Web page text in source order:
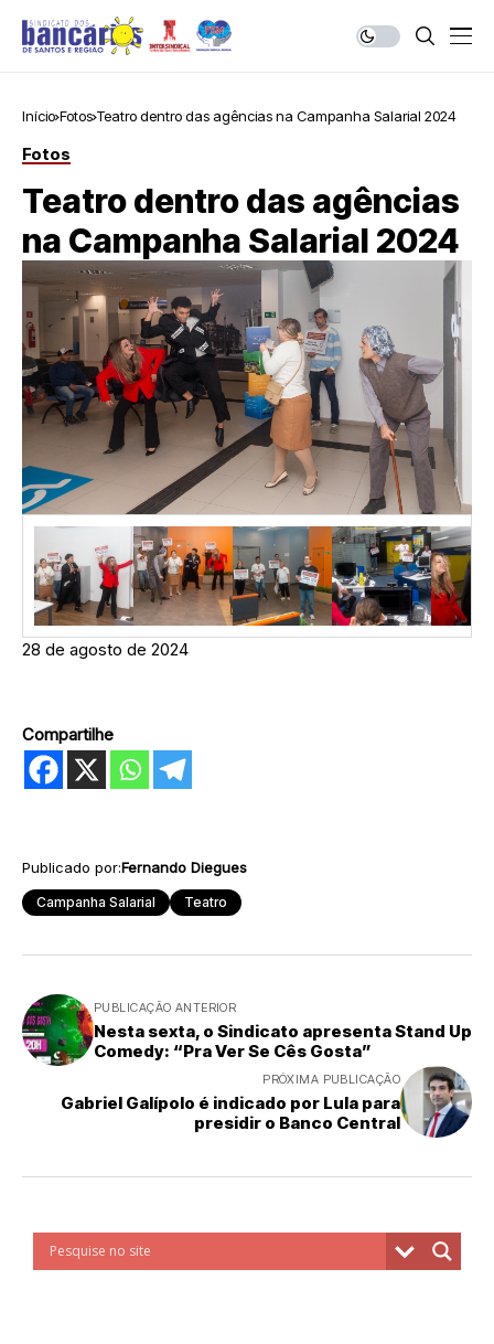
Início Fotos Teatro dentro das agências na Campanha Salarial 2024
Fotos
Teatro dentro das agências
na Campanha Salarial 2024
28 de agosto de 2024
Compartilhe
Publicado por:Fernando Diegues
Campanha Salarial Teatro
PUBLICAÇÃO ANTERIOR
Nesta sexta, o Sindicato apresenta Stand Up
Comedy: “Pra Ver Se Cês Gosta”
PRÓXIMA PUBLICAÇÃO
Gabriel Galípolo é indicado por Lula para
presidir o Banco Central